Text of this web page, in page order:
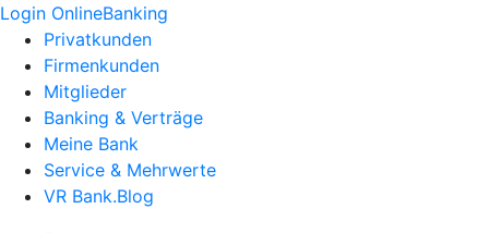
Login OnlineBanking
Privatkunden
Firmenkunden
Mitglieder
Banking & Verträge
Meine Bank
Service & Mehrwerte
VR Bank.Blog